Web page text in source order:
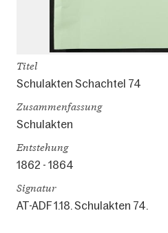
Titel
Schulakten Schachtel 74
Zusammenfassung
Schulakten
Entstehung
1862 - 1864
Signatur
AT-ADF 1.18. Schulakten 74.